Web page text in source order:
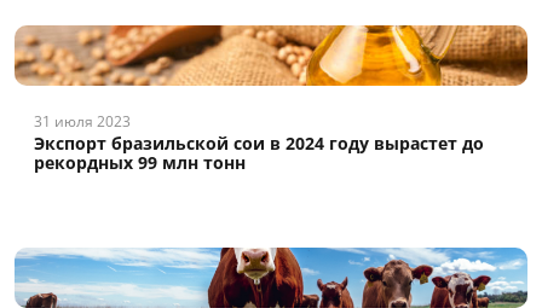
31 июля 2023
Экспорт бразильской сои в 2024 году вырастет до
рекордных 99 млн тонн